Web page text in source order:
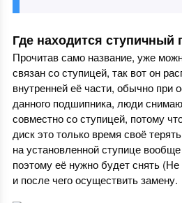
Где находится ступичный
Прочитав само название, уже
связан со ступицей, так вот он
внутренней её части, обычно при
данного подшипника, люди
совместно со ступицей, потому
диск это только время своё
на установленной ступице
поэтому её нужно будет снять
и после чего осуществить замену.